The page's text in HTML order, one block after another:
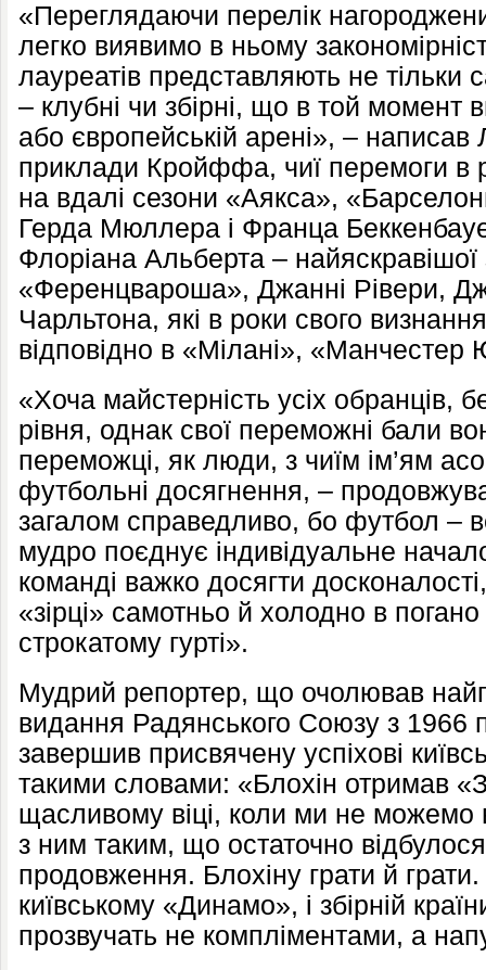
«Переглядаючи перелік
легко виявимо в ньому
лауреатів представляють не
– клубні чи збірні, що в той момент
або європейській арені», – написав
приклади Кройффа, чиї перемоги в
на вдалі сезони «Аякса»,
Герда Мюллера і Франца
Флоріана Альберта – найяскравішої
«Ференцвароша», Джанні Рівери,
Чарльтона, які в роки свого
відповідно в «Мілані», «Манчестер
«Хоча майстерність усіх обранців,
рівня, однак свої переможні бали
переможці, як люди, з чиїм ім’ям
футбольні досягнення, –
загалом справедливо, бо футбол –
мудро поєднує індивідуальне
команді важко досягти
«зірці» самотньо й холодно в
строкатому гурті».
Мудрий репортер, що очолював
видання Радянського Союзу з 1966
завершив присвячену успіхові
такими словами: «Блохін отримав
щасливому віці, коли ми не можемо
з ним таким, що остаточно
продовження. Блохіну грати й
київському «Динамо», і збірній
прозвучать не компліментами, а